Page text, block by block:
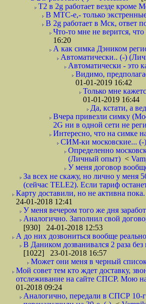
T2 в 2g работает везде
В МТС-е,- только
В 2g работает в Мск, ответ
Что-то мне не верится,
16:20
А как симка Дэником
Автоматически.. (-)
Автоматически - это
Видимо,
01-01-2019 16:42
Только мне
01-01-2019 16:44
Да, кстати, а
Вчера привезли симку
2G ни в одной сети не
Интересно, что на симке
СИМ-ки московские... (-
Определенно
(Личный опыт) <
У меня договор
За всех не скажу, но лично у меня
(сейчас TELE2). Если тариф
Карту доставили, но не активна
24-01-2018 12:41
У меня вечером того же дня
Аналогично. Заполнил свой
[930] 24-01-2018 12:53
А до них дозвониться вообще
В Даником дозванивался 2 раза
[1022] 23-01-2018 16:57
Может они меня в черный
Мой совет тем кто ждет доставку,
отслеживание на сайте СПСР. Мою
01-2018 09:24
Аналогично, передали в СПСР 10-